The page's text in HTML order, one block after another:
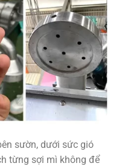
sườn, dưới sức gió
từng sợi mì không để